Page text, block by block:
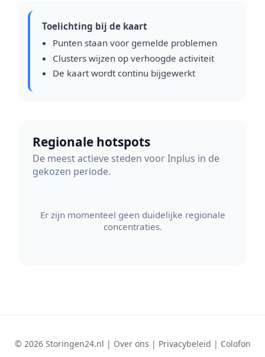
Toelichting bij de kaart
Punten staan voor gemelde problemen
Clusters wijzen op verhoogde activiteit
De kaart wordt continu bijgewerkt
Regionale hotspots
De meest actieve steden voor Inplus in de
gekozen periode.
Er zijn momenteel geen duidelijke regionale
concentraties.
© 2026 Storingen24.nl | Over ons | Privacybeleid | Colofon